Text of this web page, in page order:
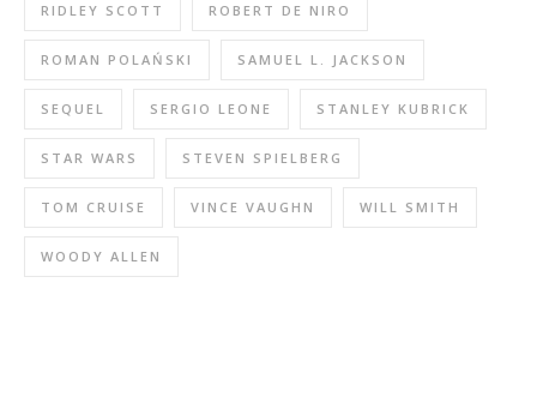
RIDLEY SCOTT ROBERT DE NIRO
ROMAN POLAŃSKI SAMUEL L. JACKSON
SEQUEL SERGIO LEONE STANLEY KUBRICK
STAR WARS STEVEN SPIELBERG
TOM CRUISE VINCE VAUGHN WILL SMITH
WOODY ALLEN